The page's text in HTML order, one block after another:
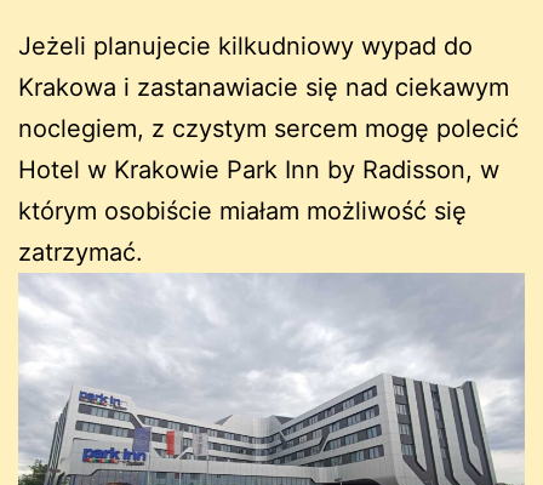
Jeżeli planujecie kilkudniowy wypad do
Krakowa i zastanawiacie się nad ciekawym
noclegiem, z czystym sercem mogę polecić
Hotel w Krakowie Park Inn by Radisson, w
którym osobiście miałam możliwość się
zatrzymać.